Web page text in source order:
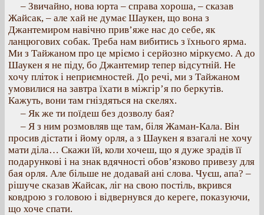
– Звичайно, нова юрта – справа хороша, – сказав
Жайсак, – але хай не думає Шаукен, що вона з
Джантемиром навічно прив’яже нас до себе, як
ланцюгових собак. Треба нам вибитись з їхнього ярма.
Ми з Тайжаном про це мріємо і серйозно міркуємо. А до
Шаукен я не піду, бо Джантемир тепер відсутній. Не
хочу пліток і неприємностей. До речі, ми з Тайжаном
умовилися на завтра їхати в міжгір’я по беркутів.
Кажуть, вони там гніздяться на скелях.
– Як же ти поїдеш без дозволу бая?
– Я з ним розмовляв ще там, біля Жаман-Кала. Він
просив дістати і йому орля, а з Шаукен я взагалі не хочу
мати діла… Скажи їй, коли хочеш, що я дуже зрадів її
подарункові і на знак вдячності обов’язково привезу для
бая орля. Але більше не додавай ані слова. Чуєш, апа? –
рішуче сказав Жайсак, ліг на свою постіль, вкрився
ковдрою з головою і відвернувся до кереге, показуючи,
що хоче спати.